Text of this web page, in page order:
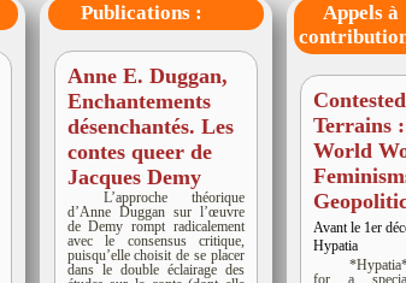
Publications :
Anne E. Duggan,
Enchantements
désenchantés. Les
contes queer de
Jacques Demy
L’approche théorique
d’Anne Duggan sur l’œuvre
de Demy rompt radicalement
avec le consensus critique,
puisqu’elle choisit de se placer
dans le double éclairage des
Appels à
Contested
Terrains
World
Avant le 1er
Hypatia
for a